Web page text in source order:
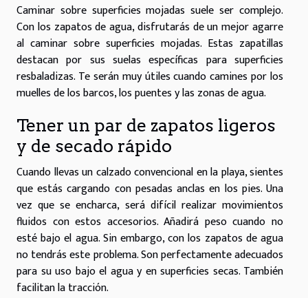
Caminar sobre superficies mojadas suele ser complejo.
Con los zapatos de agua, disfrutarás de un mejor agarre
al caminar sobre superficies mojadas. Estas zapatillas
destacan por sus suelas específicas para superficies
resbaladizas. Te serán muy útiles cuando camines por los
muelles de los barcos, los puentes y las zonas de agua.
Tener un par de zapatos ligeros
y de secado rápido
Cuando llevas un calzado convencional en la playa, sientes
que estás cargando con pesadas anclas en los pies. Una
vez que se encharca, será difícil realizar movimientos
fluidos con estos accesorios. Añadirá peso cuando no
esté bajo el agua. Sin embargo, con los zapatos de agua
no tendrás este problema. Son perfectamente adecuados
para su uso bajo el agua y en superficies secas. También
facilitan la tracción.